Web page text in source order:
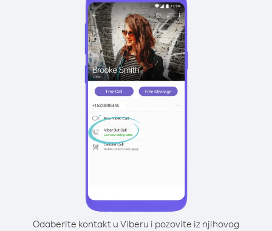
Odaberite kontakt u Viberu i pozovite iz njihovog